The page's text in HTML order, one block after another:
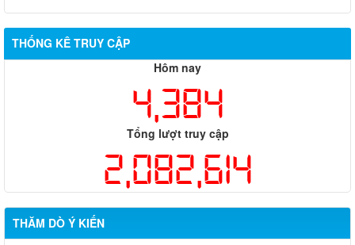
THỐNG KÊ TRUY CẬP
Hôm nay
4,384
Tổng lượt truy cập
2,082,614
THĂM DÒ Ý KIẾN